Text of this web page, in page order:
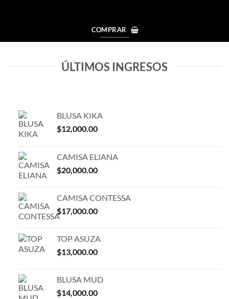
COMPRAR
ÚLTIMOS INGRESOS
BLUSA KIKA
$12,000.00
CAMISA ELIANA
$20,000.00
CAMISA CONTESSA
$17,000.00
TOP ASUZA
$13,000.00
BLUSA MUD
$14,000.00